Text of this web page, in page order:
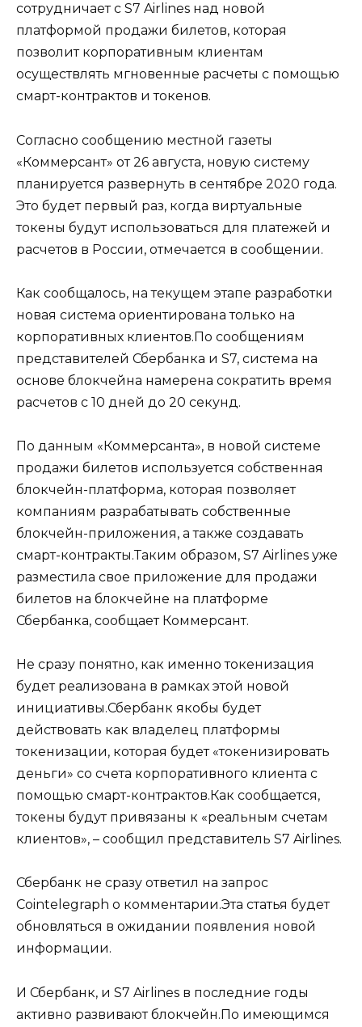
сотрудничает с S7 Airlines над новой
платформой продажи билетов, которая
позволит корпоративным клиентам
осуществлять мгновенные расчеты с помощью
смарт-контрактов и токенов.
Согласно сообщению местной газеты
«Коммерсант» от 26 августа, новую систему
планируется развернуть в сентябре 2020 года.
Это будет первый раз, когда виртуальные
токены будут использоваться для платежей и
расчетов в России, отмечается в сообщении.
Как сообщалось, на текущем этапе разработки
новая система ориентирована только на
корпоративных клиентов.По сообщениям
представителей Сбербанка и S7, система на
основе блокчейна намерена сократить время
расчетов с 10 дней до 20 секунд.
По данным «Коммерсанта», в новой системе
продажи билетов используется собственная
блокчейн-платформа, которая позволяет
компаниям разрабатывать собственные
блокчейн-приложения, а также создавать
смарт-контракты.Таким образом, S7 Airlines уже
разместила свое приложение для продажи
билетов на блокчейне на платформе
Сбербанка, сообщает Коммерсант.
Не сразу понятно, как именно токенизация
будет реализована в рамках этой новой
инициативы.Сбербанк якобы будет
действовать как владелец платформы
токенизации, которая будет «токенизировать
деньги» со счета корпоративного клиента с
помощью смарт-контрактов.Как сообщается,
токены будут привязаны к «реальным счетам
клиентов», – сообщил представитель S7 Airlines.
Сбербанк не сразу ответил на запрос
Cointelegraph о комментарии.Эта статья будет
обновляться в ожидании появления новой
информации.
И Сбербанк, и S7 Airlines в последние годы
активно развивают блокчейн.По имеющимся